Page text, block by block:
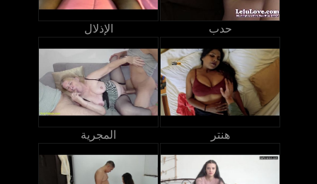
الإذلال حدب
المجرية هنتر